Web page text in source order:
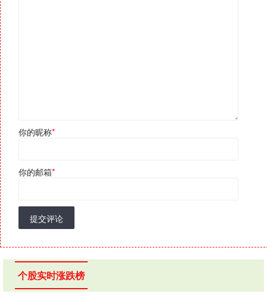
你的昵称*
你的邮箱*
提交评论
个股实时涨跌榜